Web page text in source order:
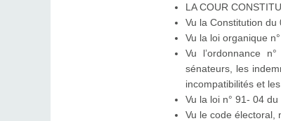
LA COUR
Vu la Constitution
Vu la loi organique
Vu l’ordonnance
sénateurs, les
incompatibilités et
Vu la loi n° 91- 04
Vu le code électoral,